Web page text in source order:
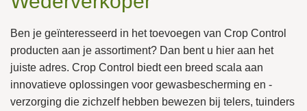
Ben je geïnteresseerd in het toevoegen van Crop Control
producten aan je assortiment? Dan bent u hier aan het
juiste adres. Crop Control biedt een breed scala aan
innovatieve oplossingen voor gewasbescherming en -
verzorging die zichzelf hebben bewezen bij telers, tuinders